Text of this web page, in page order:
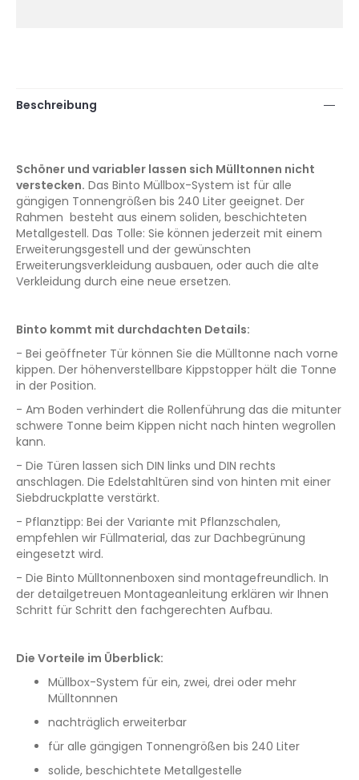
Beschreibung
Schöner und variabler lassen sich Mülltonnen nicht
verstecken. Das Binto Müllbox-System ist für alle
gängigen Tonnengrößen bis 240 Liter geeignet. Der
Rahmen besteht aus einem soliden, beschichteten
Metallgestell. Das Tolle: Sie können jederzeit mit einem
Erweiterungsgestell und der gewünschten
Erweiterungsverkleidung ausbauen, oder auch die alte
Verkleidung durch eine neue ersetzen.
Binto kommt mit durchdachten Details:
- Bei geöffneter Tür können Sie die Mülltonne nach vorne
kippen. Der höhenverstellbare Kippstopper hält die Tonne
in der Position.
- Am Boden verhindert die Rollenführung das die mitunter
schwere Tonne beim Kippen nicht nach hinten wegrollen
kann.
- Die Türen lassen sich DIN links und DIN rechts
anschlagen. Die Edelstahltüren sind von hinten mit einer
Siebdruckplatte verstärkt.
- Pflanztipp: Bei der Variante mit Pflanzschalen,
empfehlen wir Füllmaterial, das zur Dachbegrünung
eingesetzt wird.
- Die Binto Mülltonnenboxen sind montagefreundlich. In
der detailgetreuen Montageanleitung erklären wir Ihnen
Schritt für Schritt den fachgerechten Aufbau.
Die Vorteile im Überblick:
Müllbox-System für ein, zwei, drei oder mehr
Mülltonnnen
nachträglich erweiterbar
für alle gängigen Tonnengrößen bis 240 Liter
solide, beschichtete Metallgestelle